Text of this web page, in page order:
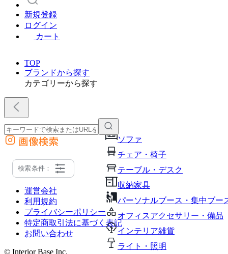
新規登録
ログイン
カート
TOP
ブランドから探す
カテゴリーから探す
ソファ
チェア・椅子
テーブル・デスク
収納家具
パーソナルブース・集中ブー
オフィスアクセサリー・備品
インテリア雑貨
ライト・照明
外部サイトの商品をカートに追加
他のサイトで見つけた商品ページのURLを貼り付けて、カートに追加できます
画像検索
検索条件：
運営会社
利用規約
プライバシーポリシー
特定商取引法に基づく表記
お問い合わせ
© Interior Base Inc.